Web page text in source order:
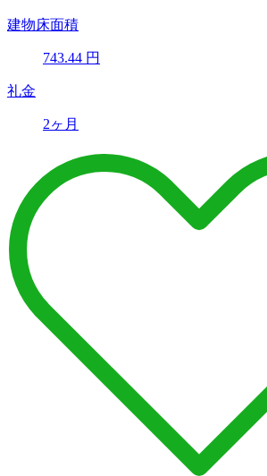
建物床面積
743.44 円
礼金
2ヶ月